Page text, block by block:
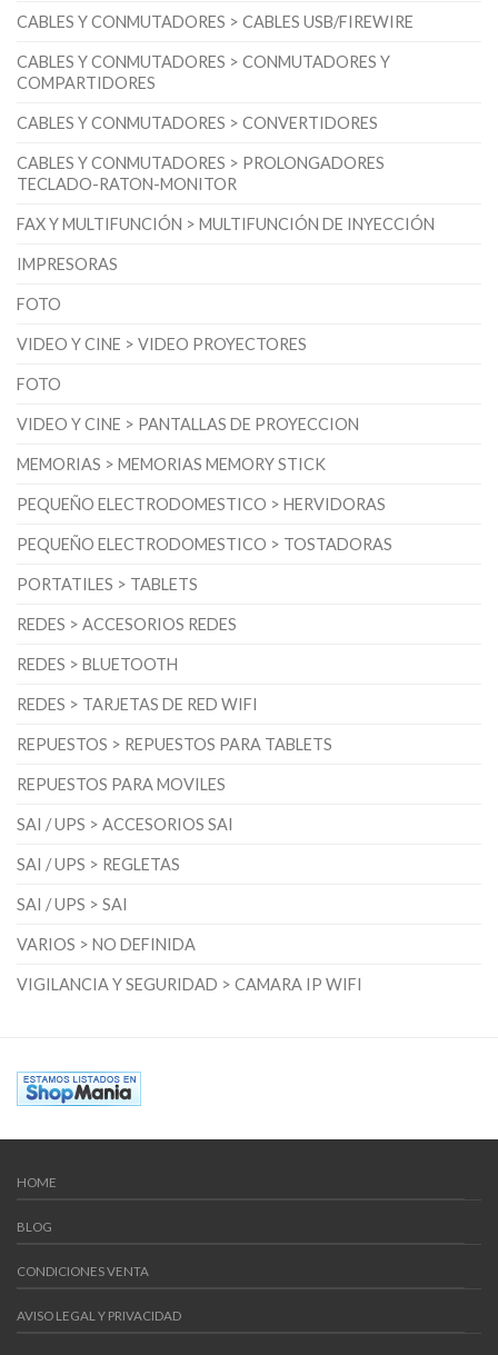
CABLES Y CONMUTADORES > CABLES USB/FIREWIRE
CABLES Y CONMUTADORES > CONMUTADORES Y
COMPARTIDORES
CABLES Y CONMUTADORES > CONVERTIDORES
CABLES Y CONMUTADORES > PROLONGADORES
TECLADO-RATON-MONITOR
FAX Y MULTIFUNCIÓN > MULTIFUNCIÓN DE INYECCIÓN
IMPRESORAS
FOTO
VIDEO Y CINE > VIDEO PROYECTORES
FOTO
VIDEO Y CINE > PANTALLAS DE PROYECCION
MEMORIAS > MEMORIAS MEMORY STICK
PEQUEÑO ELECTRODOMESTICO > HERVIDORAS
PEQUEÑO ELECTRODOMESTICO > TOSTADORAS
PORTATILES > TABLETS
REDES > ACCESORIOS REDES
REDES > BLUETOOTH
REDES > TARJETAS DE RED WIFI
REPUESTOS > REPUESTOS PARA TABLETS
REPUESTOS PARA MOVILES
SAI / UPS > ACCESORIOS SAI
SAI / UPS > REGLETAS
SAI / UPS > SAI
VARIOS > NO DEFINIDA
VIGILANCIA Y SEGURIDAD > CAMARA IP WIFI
HOME
BLOG
CONDICIONES VENTA
AVISO LEGAL Y PRIVACIDAD